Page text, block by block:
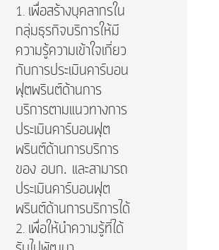
เพื่อสร้างบุคลากรใน
กลุ่มธุรกิจบริการให้มี
ความรู้ความเข้าใจเกี่ยว
กับการประเมินคาร์บอน
ฟุตพรินต์ด้านการ
บริการตามแนวทางการ
ประเมินคาร์บอนฟุต
พรินต์ด้านการบริการ
ของ อบก. และสามารถ
ประเมินคาร์บอนฟุต
พรินต์ด้านการบริการได้
เพื่อให้นำความรู้ที่ได้